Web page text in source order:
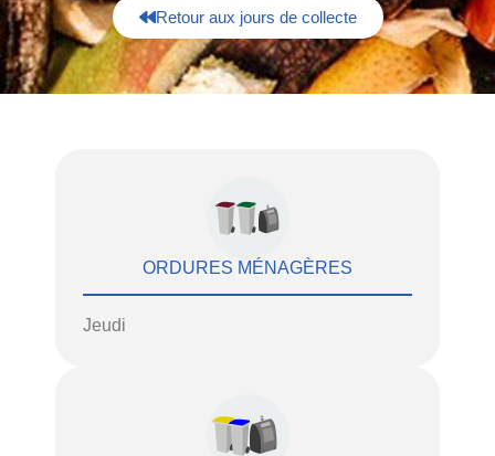
Retour aux jours de collecte
ORDURES MÉNAGÈRES
Jeudi